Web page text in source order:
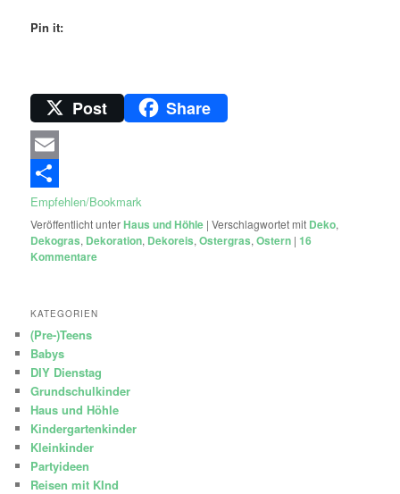
Pin it:
Post Share
Email
Empfehlen/Bookmark
Veröffentlicht unterHaus und Höhle |Verschlagwortet mit Deko,
Dekogras, Dekoration, Dekoreis,Ostergras,Ostern |16
Kommentare
KATEGORIEN
(Pre-)Teens
Babys
DIY Dienstag
Grundschulkinder
Haus und Höhle
Kindergartenkinder
Kleinkinder
Partyideen
Reisen mit KInd